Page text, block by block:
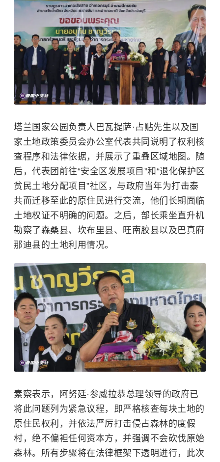
塔兰国家公园负责人巴瓦提萨·占贴先生以及国
家土地政策委员会办公室代表共同说明了权利核
查程序和法律依据，并展示了重叠区域地图。随
后，代表团前往“安全区发展项目”和“退化保护区
贫民土地分配项目”社区，与政府当年为打击泰
共而迁移至此的原住民进行交流，他们长期面临
土地权证不明确的问题。之后，部长乘坐直升机
勘察了森桑县、坎布里县、旺南胶县以及巴真府
那迪县的土地利用情况。
素察表示，阿努廷·参威拉恭总理领导的政府已
将此问题列为紧急议程，即严格核查每块土地的
原住民权利，并依法严厉打击侵占森林的度假
村，绝不偏袒任何资本方，并强调不会砍伐原始
森林。所有步骤将在法律框架下透明进行，此次